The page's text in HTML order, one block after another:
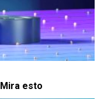
esto